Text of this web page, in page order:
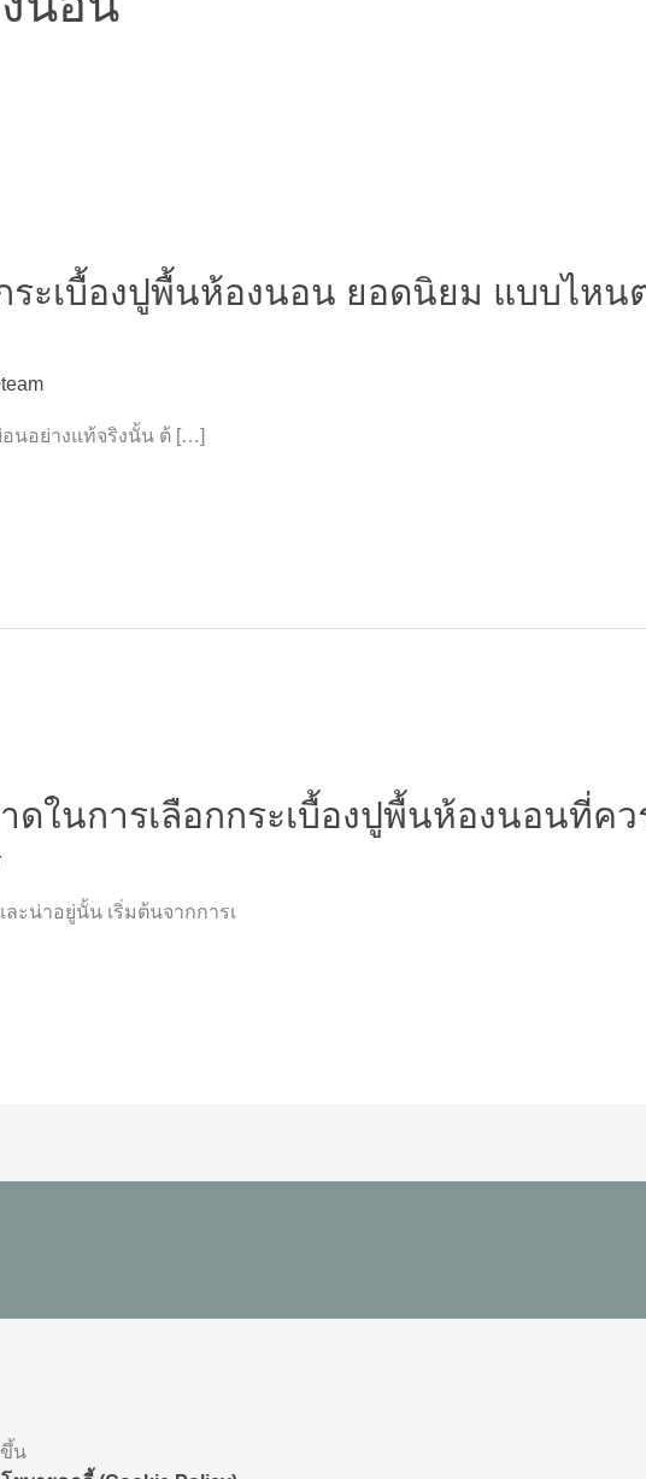
ระเบื้องปูพื้นห้องนอน ยอดนิยม แบบไหน
นอย่างแท้จริงนั้น ต้ […]
ดในการเลือกกระเบื้องปูพื้นห้องนอนที่คว
ะน่าอยู่นั้น เริ่มต้นจากการเ
ขึ้น